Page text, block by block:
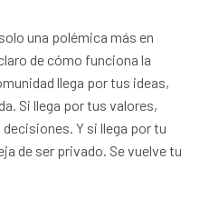
una polémica más en
de cómo funciona la
llega por tus ideas,
Si llega por tus valores,
Y si llega por tu
de ser privado. Se vuelve tu